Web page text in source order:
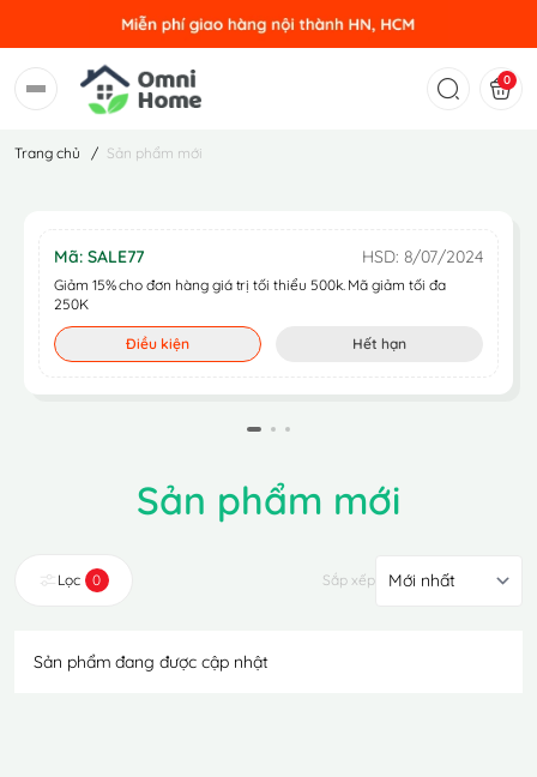
0
Trang chủ / Sản phẩm mới
Mã: SALE77 HSD: 8/07/2024
Giảm 15% cho đơn hàng giá trị tối thiểu 500k. Mã giảm tối đa
250K
Điều kiện Hết hạn
Sản phẩm mới
Lọc 0 Sắp xếp
Sản phẩm đang được cập nhật